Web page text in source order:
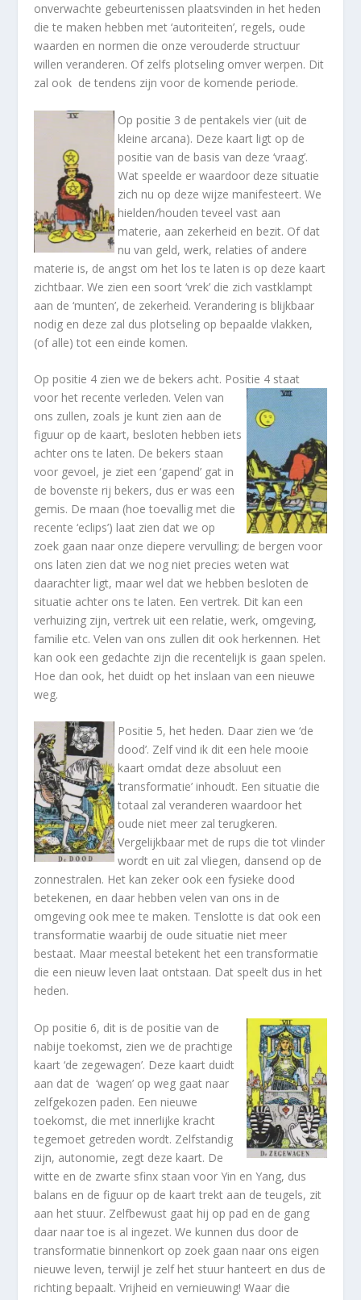
onverwachte gebeurtenissen plaatsvinden in het heden
die te maken hebben met ‘autoriteiten’, regels, oude
waarden en normen die onze verouderde structuur
willen veranderen. Of zelfs plotseling omver werpen. Dit
zal ook de tendens zijn voor de komende periode.
Op positie 3 de pentakels vier (uit de
kleine arcana). Deze kaart ligt op de
positie van de basis van deze ‘vraag’.
Wat speelde er waardoor deze situatie
zich nu op deze wijze manifesteert. We
hielden/houden teveel vast aan
materie, aan zekerheid en bezit. Of dat
nu van geld, werk, relaties of andere
materie is, de angst om het los te laten is op deze kaart
zichtbaar. We zien een soort ‘vrek’ die zich vastklampt
aan de ‘munten’, de zekerheid. Verandering is blijkbaar
nodig en deze zal dus plotseling op bepaalde vlakken,
(of alle) tot een einde komen.
Op positie 4 zien we de bekers acht. Positie 4 staat
voor het recente verleden. Velen van
ons zullen, zoals je kunt zien aan de
figuur op de kaart, besloten hebben iets
achter ons te laten. De bekers staan
voor gevoel, je ziet een ‘gapend’ gat in
de bovenste rij bekers, dus er was een
gemis. De maan (hoe toevallig met die
recente ‘eclips’) laat zien dat we op
zoek gaan naar onze diepere vervulling; de bergen voor
ons laten zien dat we nog niet precies weten wat
daarachter ligt, maar wel dat we hebben besloten de
situatie achter ons te laten. Een vertrek. Dit kan een
verhuizing zijn, vertrek uit een relatie, werk, omgeving,
familie etc. Velen van ons zullen dit ook herkennen. Het
kan ook een gedachte zijn die recentelijk is gaan spelen.
Hoe dan ook, het duidt op het inslaan van een nieuwe
weg.
Positie 5, het heden. Daar zien we ‘de
dood’. Zelf vind ik dit een hele mooie
kaart omdat deze absoluut een
‘transformatie’ inhoudt. Een situatie die
totaal zal veranderen waardoor het
oude niet meer zal terugkeren.
Vergelijkbaar met de rups die tot vlinder
wordt en uit zal vliegen, dansend op de
zonnestralen. Het kan zeker ook een fysieke dood
betekenen, en daar hebben velen van ons in de
omgeving ook mee te maken. Tenslotte is dat ook een
transformatie waarbij de oude situatie niet meer
bestaat. Maar meestal betekent het een transformatie
die een nieuw leven laat ontstaan. Dat speelt dus in het
heden.
Op positie 6, dit is de positie van de
nabije toekomst, zien we de prachtige
kaart ‘de zegewagen’. Deze kaart duidt
aan dat de ‘wagen’ op weg gaat naar
zelfgekozen paden. Een nieuwe
toekomst, die met innerlijke kracht
tegemoet getreden wordt. Zelfstandig
zijn, autonomie, zegt deze kaart. De
witte en de zwarte sfinx staan voor Yin en Yang, dus
balans en de figuur op de kaart trekt aan de teugels, zit
aan het stuur. Zelfbewust gaat hij op pad en de gang
daar naar toe is al ingezet. We kunnen dus door de
transformatie binnenkort op zoek gaan naar ons eigen
nieuwe leven, terwijl je zelf het stuur hanteert en dus de
richting bepaalt. Vrijheid en vernieuwing! Waar die